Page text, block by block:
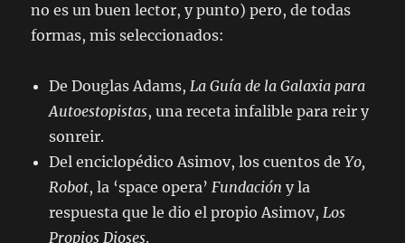
no es un buen lector, y punto) pero, de todas
formas, mis seleccionados:
De Douglas Adams,La Guía de la Galaxia para
Autoestopistas, una receta infalible para reir y
sonreir.
Del enciclopédico Asimov, los cuentos deYo,
Robot, la ‘space opera’Fundación y la
respuesta que le dio el propio Asimov,Los
Propios Dioses.